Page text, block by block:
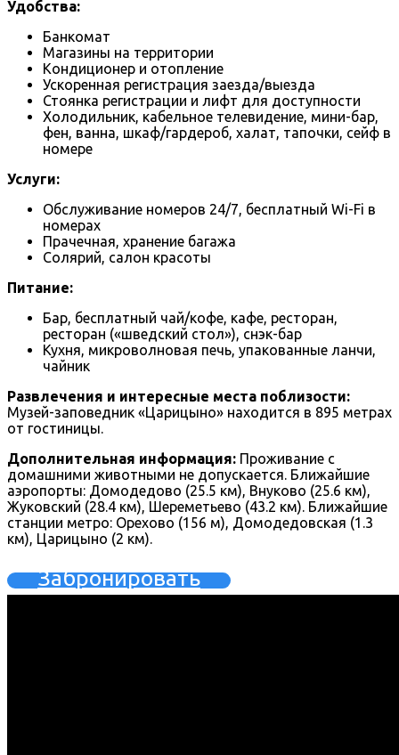
Удобства:
Банкомат
Магазины на территории
Кондиционер и отопление
Ускоренная регистрация заезда/выезда
Стоянка регистрации и лифт для доступности
Холодильник, кабельное телевидение, мини-бар,
фен, ванна, шкаф/гардероб, халат, тапочки, сейф в
номере
Услуги:
Обслуживание номеров 24/7, бесплатный Wi-Fi в
номерах
Прачечная, хранение багажа
Солярий, салон красоты
Питание:
Бар, бесплатный чай/кофе, кафе, ресторан,
ресторан («шведский стол»), снэк-бар
Кухня, микроволновая печь, упакованные ланчи,
чайник
Развлечения и интересные места поблизости:
Музей-заповедник «Царицыно» находится в 895 метрах
от гостиницы.
Дополнительная информация: Проживание с
домашними животными не допускается. Ближайшие
аэропорты: Домодедово (25.5 км), Внуково (25.6 км),
Жуковский (28.4 км), Шереметьево (43.2 км). Ближайшие
станции метро: Орехово (156 м), Домодедовская (1.3
км), Царицыно (2 км).
Забронировать